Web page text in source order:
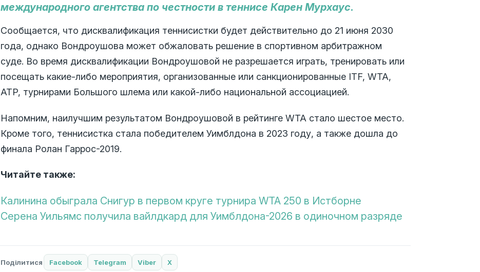
международного агентства по честности в теннисе Карен Мурхаус.
Сообщается, что дисквалификация теннисистки будет действительно до 21 июня 2030
года, однако Вондроушова может обжаловать решение в спортивном арбитражном
суде. Во время дисквалификации Вондроушовой не разрешается играть, тренировать или
посещать какие-либо мероприятия, организованные или санкционированные ITF, WTA,
ATP, турнирами Большого шлема или какой-либо национальной ассоциацией.
Напомним, наилучшим результатом Вондроушовой в рейтинге WTA стало шестое место.
Кроме того, теннисистка стала победителем Уимблдона в 2023 году, а также дошла до
финала Ролан Гаррос-2019.
Читайте также:
Калинина обыграла Снигур в первом круге турнира WTA 250 в Истборне
Серена Уильямс получила вайлдкард для Уимблдона-2026 в одиночном разряде
Поділитися Facebook Telegram Viber X